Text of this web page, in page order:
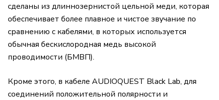
сделаны из длиннозернистой цельной меди, которая
обеспечивает более плавное и чистое звучание по
сравнению с кабелями, в которых используется
обычная бескислородная медь высокой
проводимости (БМВП).
Кроме этого, в кабеле AUDIOQUEST Black Lab, для
соединений положительной полярности и